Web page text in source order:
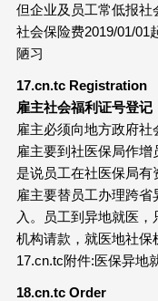
但企业及员工常低报社
社会保险费2019/01/01
陋习
17.cn.tc Registration
雇主社会福利证号登记
雇主必须向地方政府社
雇主要到社医保局作
是说员工在社医保局有
雇主要替员工办理跨
入。员工到异地就医
机构请款，就医地社
17.cn.tc附件:医保异地
18.cn.tc Order